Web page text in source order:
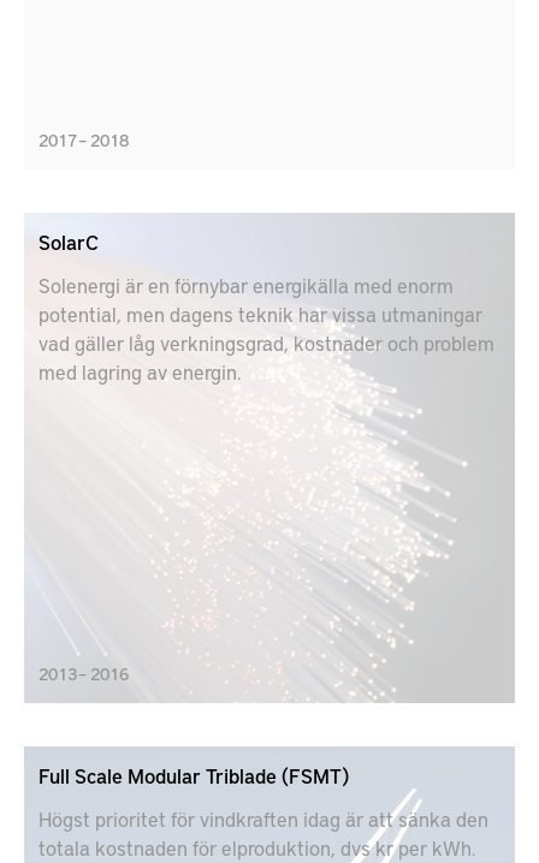
2017 – 2018
SolarC
Solenergi är en förnybar energikälla med enorm
potential, men dagens teknik har vissa utmaningar
vad gäller låg verkningsgrad, kostnader och problem
med lagring av energin.
2013 – 2016
Full Scale Modular Triblade (FSMT)
Högst prioritet för vindkraften idag är att sänka den
totala kostnaden för elproduktion, dvs kr per kWh.